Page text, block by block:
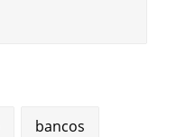
bancos